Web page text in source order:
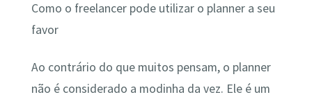
Como o freelancer pode utilizar o planner a seu
favor
Ao contrário do que muitos pensam, o planner
não é considerado a modinha da vez. Ele é um